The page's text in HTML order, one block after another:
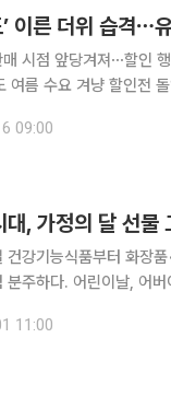
이른 더위 습격⋯
매 시점 앞당겨져⋯할인
할인전 돌입 한낮 기온이 30도에 육박하는 이른 더위가 이어
품 판매 시점을 앞당기
09:00
대, 가정의 달 선물
능식품부터 화장품•케이크•패션 아이
분주하다. 어린이날, 어
것으로 보인다. 1일 유통 및
11:00